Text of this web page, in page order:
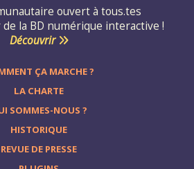
ouvert à tous.tes
la BD numérique interactive !
Découvrir
ÇA MARCHE ?
LA CHARTE
SOMMES-NOUS ?
HISTORIQUE
REVUE DE PRESSE